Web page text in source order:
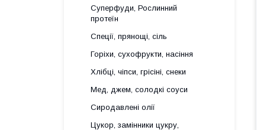
Суперфуди, Рослинний
протеїн
Спеції, прянощі, сіль
Горіхи, сухофрукти, насіння
Хлібці, чіпси, грісіні, снеки
Мед, джем, солодкі соуси
Сиродавлені олії
Цукор, замінники цукру,